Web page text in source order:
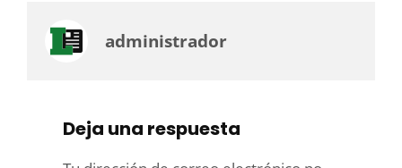
administrador
Deja una respuesta